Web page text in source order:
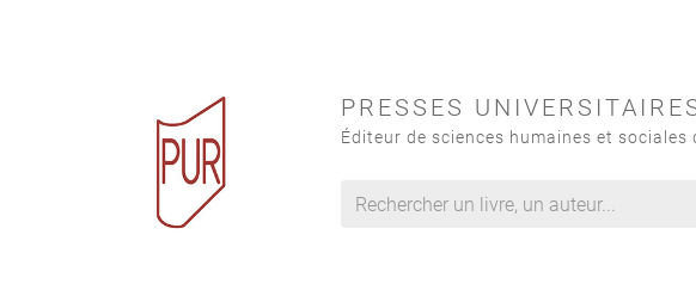
PRESSES
Éditeur de sciences humaines et sociales